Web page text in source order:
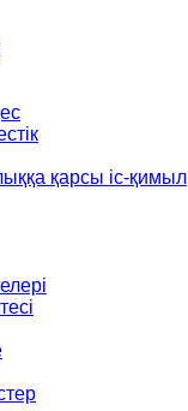
қарсы іс-қимыл